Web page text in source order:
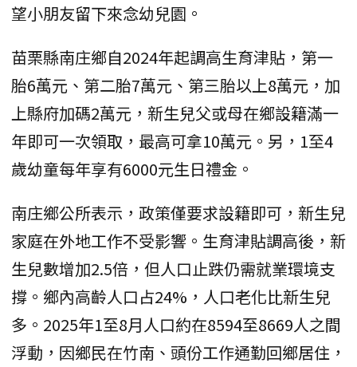
望小朋友留下來念幼兒園。
苗栗縣南庄鄉自2024年起調高生育津貼，第一
胎6萬元、第二胎7萬元、第三胎以上8萬元，加
上縣府加碼2萬元，新生兒父或母在鄉設籍滿一
年即可一次領取，最高可拿10萬元。另，1至4
歲幼童每年享有6000元生日禮金。
南庄鄉公所表示，政策僅要求設籍即可，新生兒
家庭在外地工作不受影響。生育津貼調高後，新
生兒數增加2.5倍，但人口止跌仍需就業環境支
撐。鄉內高齡人口占24%，人口老化比新生兒
多。2025年1至8月人口約在8594至8669人之間
浮動，因鄉民在竹南、頭份工作通勤回鄉居住，